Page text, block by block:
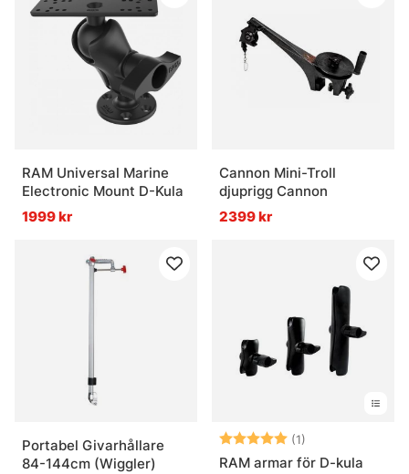
RAM Universal Marine
Electronic Mount D-Kula
1999 kr
Cannon Mini-Troll
djuprigg Cannon
2399 kr
Portabel Givarhållare
84-144cm (Wiggler)
Betyg: (1)
RAM armar för D-kula